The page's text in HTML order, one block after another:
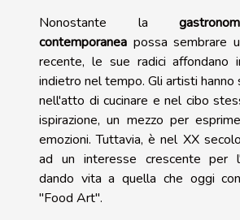
Nonostante la
contemporanea possa sembrare
recente, le sue radici affondano
indietro nel tempo. Gli artisti
nell'atto di cucinare e nel cibo
ispirazione, un mezzo per
emozioni. Tuttavia, è nel XX
ad un interesse crescente per l'
dando vita a quella che oggi
"Food Art".